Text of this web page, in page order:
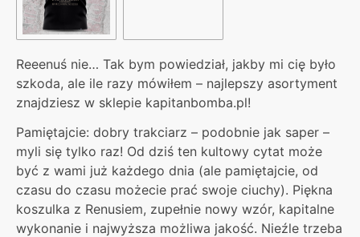
Reeenuś nie… Tak bym powiedział, jakby mi cię było
szkoda, ale ile razy mówiłem – najlepszy asortyment
znajdziesz w sklepie kapitanbomba.pl!
Pamiętajcie: dobry trakciarz – podobnie jak saper –
myli się tylko raz! Od dziś ten kultowy cytat może
być z wami już każdego dnia (ale pamiętajcie, od
czasu do czasu możecie prać swoje ciuchy). Piękna
koszulka z Renusiem, zupełnie nowy wzór, kapitalne
wykonanie i najwyższa możliwa jakość. Nieźle trzeba